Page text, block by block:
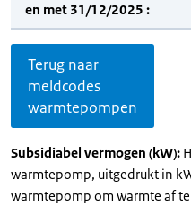
en met 31/12/2025 :
Terug naar
meldcodes
warmtepompen
Subsidiabel vermogen (kW):
warmtepomp, uitgedrukt in
warmtepomp om warmte af